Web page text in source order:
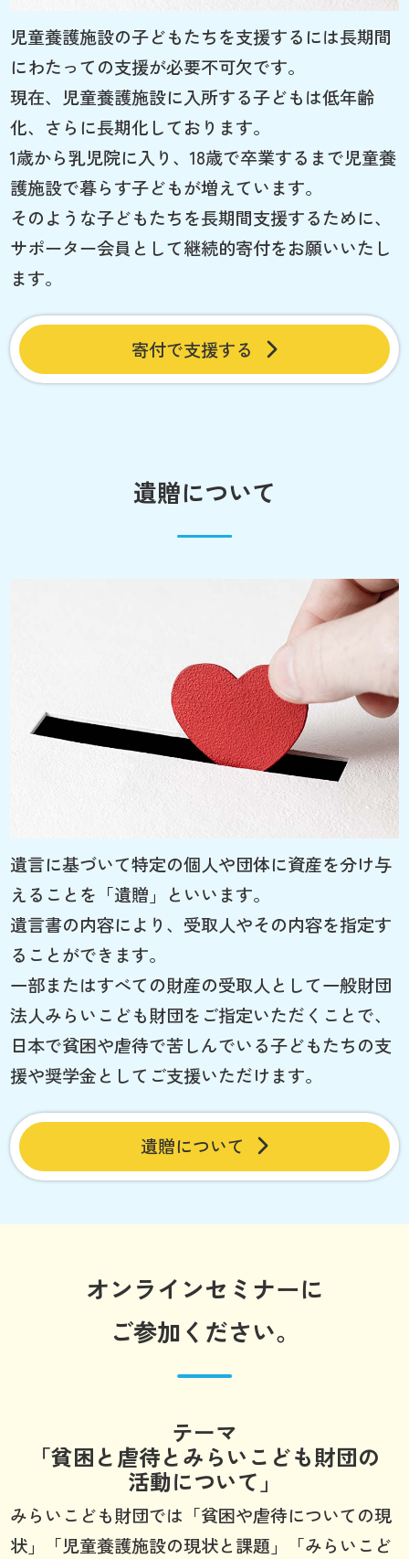
児童養護施設の子どもたちを支援するには長期間
にわたっての支援が必要不可欠です。
現在、児童養護施設に入所する子どもは低年齢
化、さらに長期化しております。
1歳から乳児院に入り、18歳で卒業するまで児童養
護施設で暮らす子どもが増えています。
そのような子どもたちを長期間支援するために、
サポーター会員として継続的寄付をお願いいたし
ます。
寄付で支援する
遺贈について
遺言に基づいて特定の個人や団体に資産を分け与
えることを「遺贈」といいます。
遺言書の内容により、受取人やその内容を指定す
ることができます。
一部またはすべての財産の受取人として一般財団
法人みらいこども財団をご指定いただくことで、
日本で貧困や虐待で苦しんでいる子どもたちの支
援や奨学金としてご支援いただけます。
遺贈について
オンラインセミナーに
ご参加ください。
テーマ
「貧困と虐待とみらいこども財団の
活動について」
みらいこども財団では「貧困や虐待についての現
状」「児童養護施設の現状と課題」「みらいこど